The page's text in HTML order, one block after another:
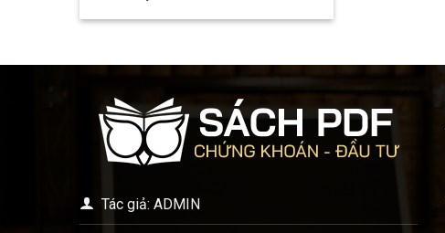
Tác giả: ADMIN